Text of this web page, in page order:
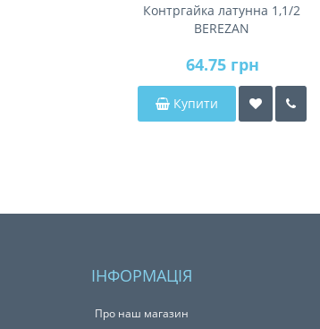
Контргайка латунна 1,1/2
BEREZAN
64.75 грн
Купити
ІНФОРМАЦІЯ
Про наш магазин